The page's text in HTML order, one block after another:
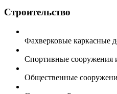
Строительство
Фахверковые каркасные
Спортивные сооружения
Общественные